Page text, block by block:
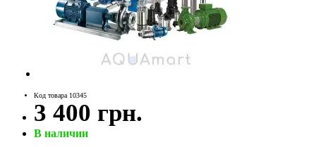
Код товара 10345
3 400 грн.
В наличии